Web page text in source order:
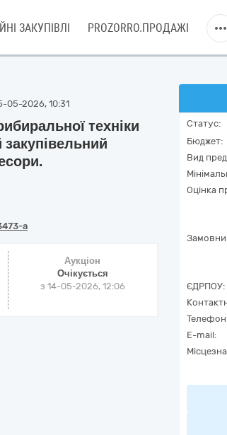
ЗАКУПІВЛІ PROZORRO.ПРОДАЖІ
05-2026, 10:31
техніки
a
Аукціон
Очікується
з 14-05-2026, 12:06
Статус:
Бюджет:
Вид
Оцінка
ЄДРПОУ:
E-mail: